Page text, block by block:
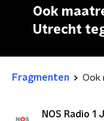
Ook
Utrecht
Fragmenten
NOS Radio 1